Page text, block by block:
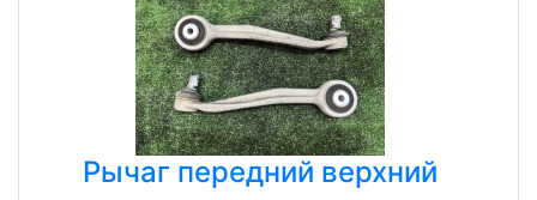
Рычаг передний верхний